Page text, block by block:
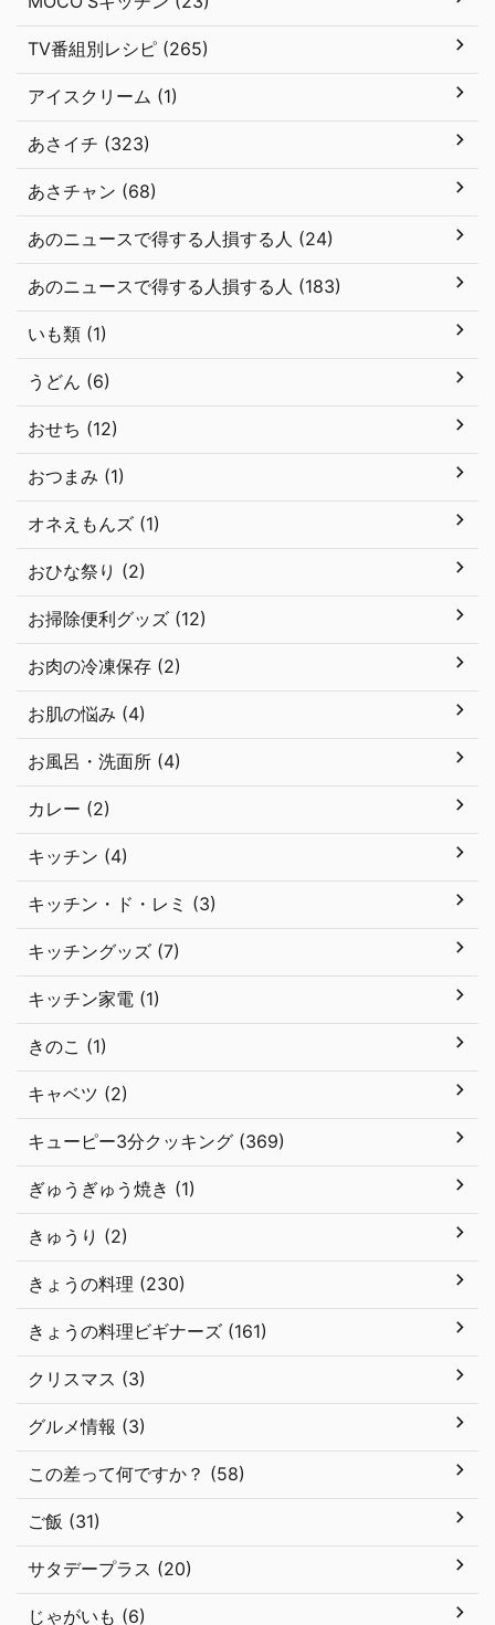
TV番組別レシピ (265)
アイスクリーム (1)
あさイチ (323)
あさチャン (68)
あのニュースで得する人損する人 (24)
あのニュースで得する人損する人 (183)
いも類 (1)
うどん (6)
おせち (12)
おつまみ (1)
オネえもんズ (1)
おひな祭り (2)
お掃除便利グッズ (12)
お肉の冷凍保存 (2)
お肌の悩み (4)
お風呂・洗面所 (4)
カレー (2)
キッチン (4)
キッチン・ド・レミ (3)
キッチングッズ (7)
キッチン家電 (1)
きのこ (1)
キャベツ (2)
キューピー3分クッキング (369)
ぎゅうぎゅう焼き (1)
きゅうり (2)
きょうの料理 (230)
きょうの料理ビギナーズ (161)
クリスマス (3)
グルメ情報 (3)
この差って何ですか？ (58)
ご飯 (31)
サタデープラス (20)
じゃがいも (6)